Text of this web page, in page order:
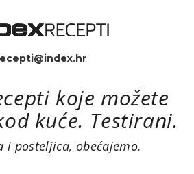
koje možete
kuće. Testirani.
i posteljica, obećajemo.